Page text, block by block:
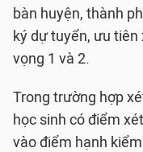
bàn huyện, thành
ký dự tuyển, ưu
vọng 1 và 2.
Trong trường hợp
học sinh có điểm
vào điểm hạnh